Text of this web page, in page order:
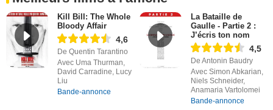
Kill Bill: The Whole
Bloody Affair
4,6
De Quentin Tarantino
Avec Uma Thurman,
David Carradine, Lucy
Liu
Bande-annonce
La Bataille de
Gaulle - Partie 2 :
J’écris ton nom
4,5
De Antonin Baudry
Avec Simon Abkarian,
Niels Schneider,
Anamaria Vartolomei
Bande-annonce